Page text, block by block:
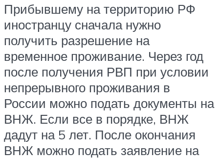
Прибывшему на территорию РФ
иностранцу сначала нужно
получить разрешение на
временное проживание. Через год
после получения РВП при условии
непрерывного проживания в
России можно подать документы на
ВНЖ. Если все в порядке, ВНЖ
дадут на 5 лет. После окончания
ВНЖ можно подать заявление на